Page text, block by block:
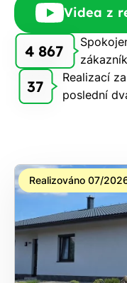
Vám
zdarma
nárok.
Stačí
vědět -
a nic Vás
to
nestojí.
Videa z
4 867
37
Realizací za
poslední
Realizováno 07/